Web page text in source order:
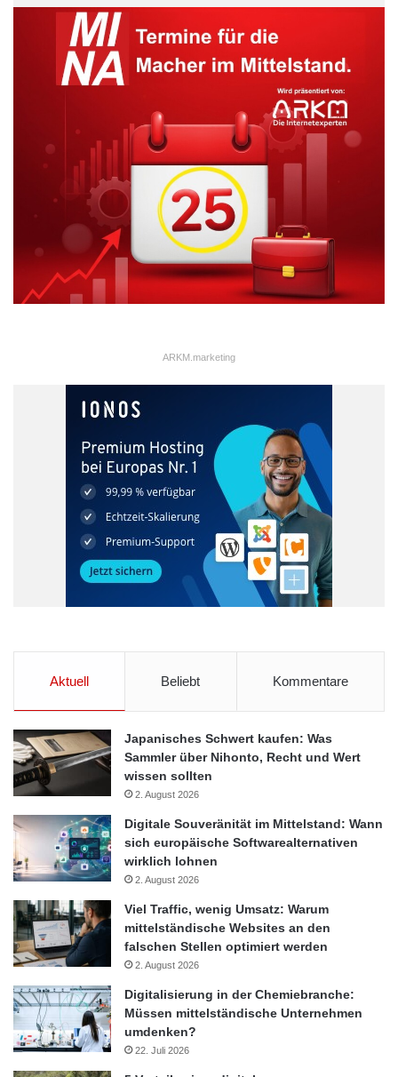
ARKM.marketing
Aktuell Beliebt Kommentare
Japanisches Schwert kaufen: Was
Sammler über Nihonto, Recht und Wert
wissen sollten
2. August 2026
Digitale Souveränität im Mittelstand: Wann
sich europäische Softwarealternativen
wirklich lohnen
2. August 2026
Viel Traffic, wenig Umsatz: Warum
mittelständische Websites an den
falschen Stellen optimiert werden
2. August 2026
Digitalisierung in der Chemiebranche:
Müssen mittelständische Unternehmen
umdenken?
22. Juli 2026